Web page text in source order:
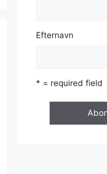
Efternavn
* = required field